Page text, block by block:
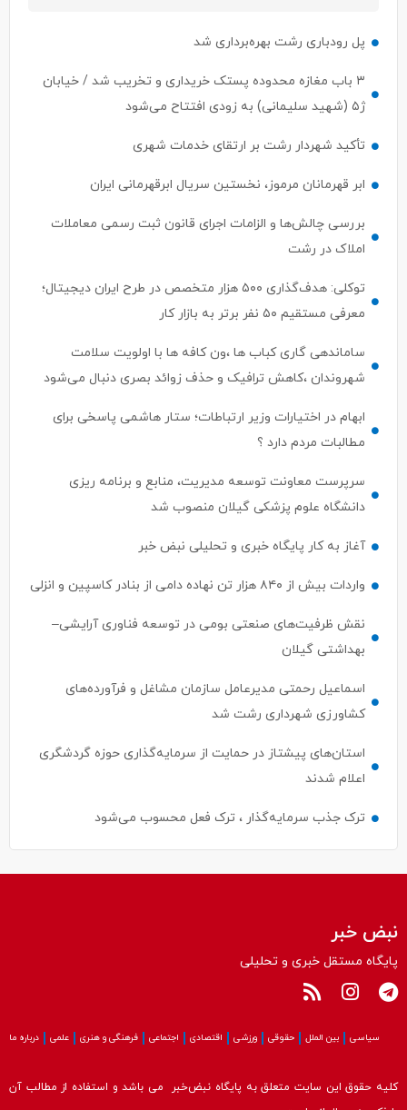
۳ باب مغازه محدوده پستک خریداری و تخریب شد / خیابان
تأکید شهردار رشت بر ارتقای خدمات شهری
ابر قهرمانان مرموز، نخستین سریال ابرقهرمانی ایران
بررسی چالش‌ها و الزامات اجرای قانون ثبت رسمی معاملات
معرفی مستقیم ۵۰ نفر برتر به بازار کار
ساماندهی گاری کباب ها ،ون کافه ها با اولویت سلامت
شهروندان ،کاهش ترافیک و حذف زوائد بصری دنبال می‌شود
ابهام در اختیارات وزیر ارتباطات؛ ستار هاشمی پاسخی برای
سرپرست معاونت توسعه مدیریت، منابع و برنامه ریزی
آغاز به کار پایگاه خبری و تحلیلی نبض خبر
واردات بیش از ۸۴۰ هزار تن نهاده دامی از بنادر كاسپین و انزلی
نقش ظرفیت‌های صنعتی بومی در توسعه فناوری آرایشی–
اسماعیل رحمتی مدیرعامل سازمان مشاغل و فرآورده‌های
استان‌های پیشتاز در حمایت از سرمایه‌گذاری حوزه گردشگری
ترک جذب سرمایه‌گذار ، ترک فعل محسوب می‌شود
پایگاه مستقل خبری و تحلیلی
سیاسی بین الملل